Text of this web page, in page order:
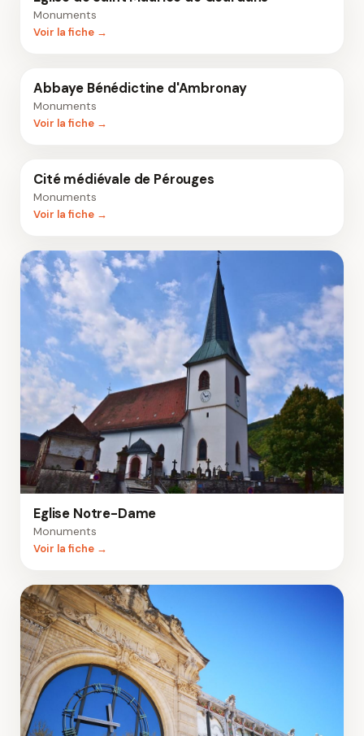
Monuments
Voir la fiche →
Abbaye Bénédictine d'Ambronay
Monuments
Voir la fiche →
Cité médiévale de Pérouges
Monuments
Voir la fiche →
Eglise Notre-Dame
Monuments
Voir la fiche →